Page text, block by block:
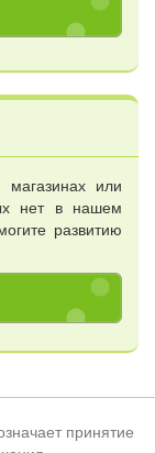
или
нет в нашем
развитию
принятие